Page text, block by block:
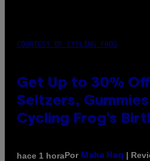
COURTESY OF CYCLING FROG
Get Up to 30%
Seltzers,
Cycling Frog’s
hace 1 horaPor Maha Haq |